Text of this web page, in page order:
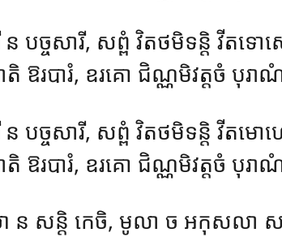
ន បច្ចសារី, សព្ពំ វិតថមិទន្តិ វីតទោ
ឱរបារំ, ឧរគោ ជិណ្ណមិវត្តចំ បុរា
ន បច្ចសារី, សព្ពំ វិតថមិទន្តិ វីតមោ
តិ ឱរបារំ, ឧរគោ ជិណ្ណមិវត្តចំ បុរា
ន សន្តិ កេចិ, មូលា ច អកុសលា